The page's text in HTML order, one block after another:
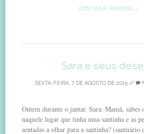
CONTINUE READING →
Sara e seus
SEXTA-FEIRA, 7 DE AGOSTO DE 2015 //
Ontem durante o jantar. Sara: Mamã, sabes
naquele lugar que tinha uma santinha e as
sentadas a olhar para a santinha?